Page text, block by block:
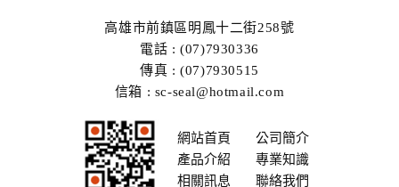
高雄市前鎮區明鳳十二街258號
電話 : (07)7930336
傳真 : (07)7930515
信箱 : sc-seal@hotmail.com
網站首頁
公司簡介
產品介紹
專業知識
相關訊息
聯絡我們